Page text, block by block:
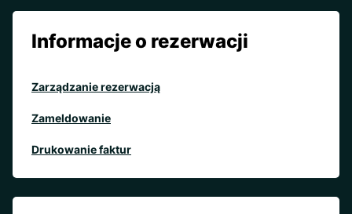
Informacje o rezerwacji
Zarządzanie rezerwacją
Zameldowanie
Drukowanie faktur